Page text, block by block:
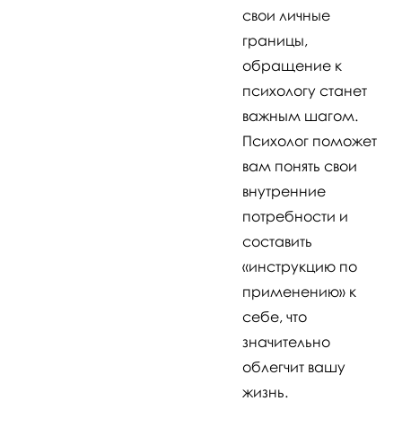
свои личные
границы,
обращение к
психологу станет
важным шагом.
Психолог поможет
вам понять свои
внутренние
потребности и
составить
«инструкцию по
применению» к
себе, что
значительно
облегчит вашу
жизнь.